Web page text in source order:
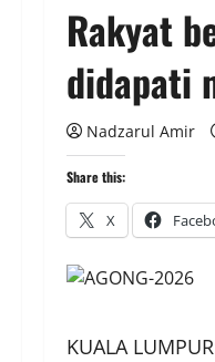
Rakyat
didapati
Nadzarul Amir
Share this:
X
KUALA